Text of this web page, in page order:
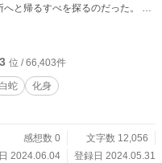
と帰るすべを探るのだった。 ♦♦
思ってお読みくださいませ。
位 / 66,403件
白蛇
化身
感想数 0
文字数 12,056
2024.06.04
登録日 2024.05.31